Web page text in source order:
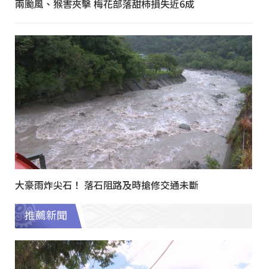
兩颱風、猴害夾擊 梅花部落甜柿損失近6成
大豪雨炸尖石！ 落石阻路及時搶修交通未斷
推薦新聞